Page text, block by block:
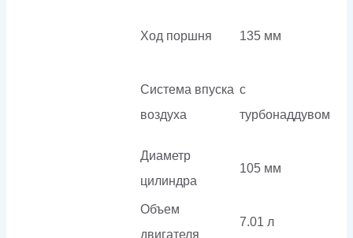
Ход поршня 135 мм
Система впуска
воздуха
с
турбонаддувом
Диаметр
цилиндра
105 мм
Объем
двигателя
7.01 л